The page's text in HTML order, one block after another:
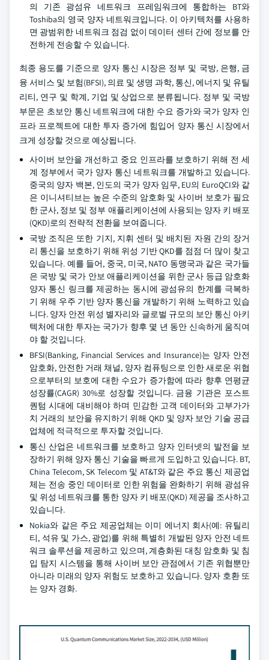
의 기존 광섬유 네트워크 프레임워크에 통합하는 BT와
Toshiba의 영국 양자 네트워크입니다. 이 아키텍처를 사용하
면 광범위한 네트워크 점검 없이 데이터 센터 간에 정보를 안
전하게 전송할 수 있습니다.
최종 용도를 기준으로 양자 통신 시장은 정부 및 국방, 은행, 금
융 서비스 및 보험(BFSI), 의료 및 생명 과학, 통신, 에너지 및 유틸
리티, 연구 및 학계, 기업 및 상업으로 분류됩니다. 정부 및 국방
부문은 초보안 통신 네트워크에 대한 수요 증가와 국가 양자 인
프라 프로젝트에 대한 투자 증가에 힘입어 양자 통신 시장에서
크게 성장할 것으로 예상됩니다.
사이버 보안을 개선하고 중요 인프라를 보호하기 위해 전 세
계 정부에서 국가 양자 통신 네트워크를 개발하고 있습니다.
중국의 양자 백본, 인도의 국가 양자 임무, EU의 EuroQCI와 같
은 이니셔티브는 높은 수준의 암호화 및 사이버 보호가 필요
한 군사, 정보 및 정부 애플리케이션에 사용되는 양자 키 배포
(QKD)로의 전략적 전환을 보여줍니다.
국방 조직은 또한 기지, 지휘 센터 및 배치된 자원 간의 장거
리 통신을 보호하기 위해 위성 기반 QKD를 점점 더 많이 찾고
있습니다. 예를 들어, 중국, 미국, NATO 동맹국과 같은 국가들
은 국방 및 국가 안보 애플리케이션을 위한 군사 등급 암호화
양자 통신 링크를 제공하는 동시에 광섬유의 한계를 극복하
기 위해 우주 기반 양자 통신을 개발하기 위해 노력하고 있습
니다. 양자 안전 위성 별자리와 글로벌 규모의 보안 통신 아키
텍처에 대한 투자는 국가가 향후 몇 년 동안 신속하게 움직여
야 할 것입니다.
BFSI(Banking, Financial Services and Insurance)는 양자 안전
암호화, 안전한 거래 채널, 양자 컴퓨팅으로 인한 새로운 위협
으로부터의 보호에 대한 수요가 증가함에 따라 향후 연평균
성장률(CAGR) 30%로 성장할 것입니다. 금융 기관은 포스트
퀀텀 시대에 대비해야 하며 민감한 고객 데이터와 고부가가
치 거래의 보안을 유지하기 위해 QKD 및 양자 보안 기술 공급
업체에 적극적으로 투자할 것입니다.
통신 산업은 네트워크를 보호하고 양자 인터넷의 발전을 보
장하기 위해 양자 통신 기술을 빠르게 도입하고 있습니다. BT,
China Telecom, SK Telecom 및 AT&T와 같은 주요 통신 제공업
체는 전송 중인 데이터로 인한 위험을 완화하기 위해 광섬유
및 위성 네트워크를 통한 양자 키 배포(QKD) 제공을 조사하고
있습니다.
Nokia와 같은 주요 제공업체는 이미 에너지 회사(예: 유틸리
티, 석유 및 가스, 광업)를 위해 특별히 개발된 양자 안전 네트
워크 솔루션을 제공하고 있으며, 계층화된 대칭 암호화 및 침
입 탐지 시스템을 통해 사이버 보안 관점에서 기존 위협뿐만
아니라 미래의 양자 위험도 보호하고 있습니다. 양자 호환 또
는 양자 경화.